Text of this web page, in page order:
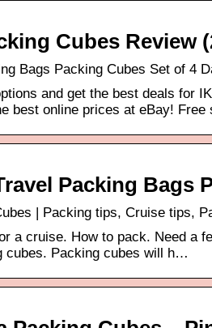
Cubes Review
Bags Packing Cubes Set of 4
and get the best deals for
best online prices at eBay! Free
Packing Bags
| Packing tips, Cruise tips,
a cruise. How to pack. Need a
cubes. Packing cubes will h…